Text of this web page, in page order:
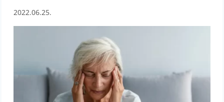
2022.06.25.